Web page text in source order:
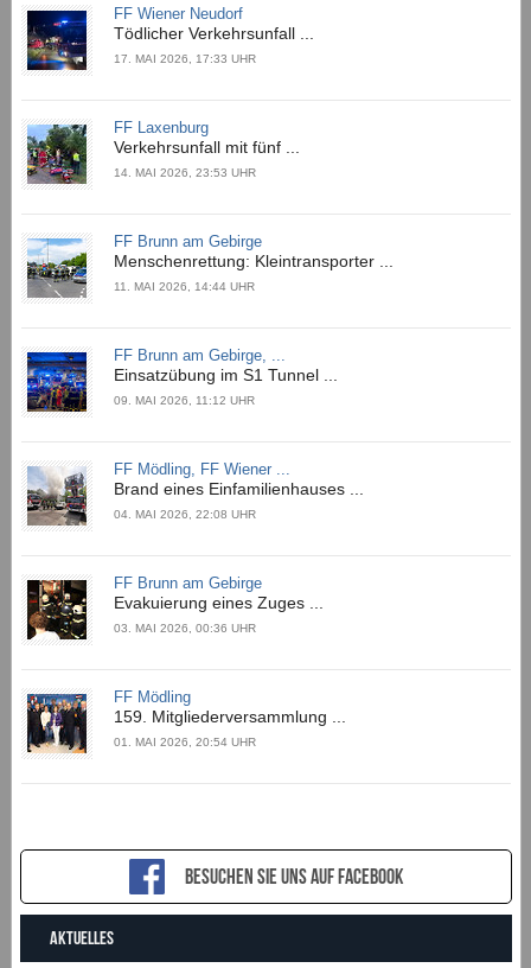
FF Wiener Neudorf
Tödlicher Verkehrsunfall ...
17. MAI 2026, 17:33 UHR
FF Laxenburg
Verkehrsunfall mit fünf ...
14. MAI 2026, 23:53 UHR
FF Brunn am Gebirge
Menschenrettung: Kleintransporter ...
11. MAI 2026, 14:44 UHR
FF Brunn am Gebirge, ...
Einsatzübung im S1 Tunnel ...
09. MAI 2026, 11:12 UHR
FF Mödling, FF Wiener ...
Brand eines Einfamilienhauses ...
04. MAI 2026, 22:08 UHR
FF Brunn am Gebirge
Evakuierung eines Zuges ...
03. MAI 2026, 00:36 UHR
FF Mödling
159. Mitgliederversammlung ...
01. MAI 2026, 20:54 UHR
Besuchen sie uns auf Facebook
AKTUELLES